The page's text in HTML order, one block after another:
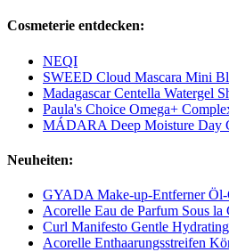
Cosmeterie entdecken:
NEQI
SWEED Cloud Mascara Mini
Madagascar Centella Watergel
Paula's Choice Omega+
MÁDARA Deep Moisture Day
Neuheiten:
GYADA Make-up-Entferner Öl-
Acorelle Eau de Parfum Sous la
Curl Manifesto Gentle
Acorelle Enthaarungsstreifen